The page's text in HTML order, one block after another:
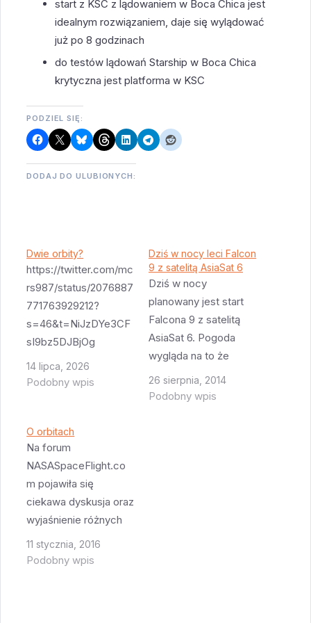
start z KSC z lądowaniem w Boca Chica jest
idealnym rozwiązaniem, daje się wylądować
już po 8 godzinach
do testów lądowań Starship w Boca Chica
krytyczna jest platforma w KSC
PODZIEL SIĘ:
DODAJ DO ULUBIONYCH:
Dwie orbity?
https://twitter.com/mc
rs987/status/2076887
771763929212?
s=46&t=NiJzDYe3CF
sI9bz5DJBjOg
Ciekawa analiza
możliwego lotu ze
podejścia możliwe
jest lądowanie już na
drugiej orbicie - po
jakichś 3 godzinach
od startu. Trzy
godziny to trochę
mało czasu żeby
zdążyć zdjąć booster
14 lipca, 2026
Podobny wpis
Dziś w nocy leci Falcon
9 z satelitą AsiaSat 6
Dziś w nocy
planowany jest start
Falcona 9 z satelitą
AsiaSat 6. Pogoda
wygląda na to że
dopisze (pomimo że
niedaleko Florydy
26 sierpnia, 2014
Podobny wpis
O orbitach
Na forum
NASASpaceFlight.co
m pojawiła się
ciekawa dyskusja oraz
wyjaśnienie różnych
orbit transferowych
związanych z
11 stycznia, 2016
Podobny wpis